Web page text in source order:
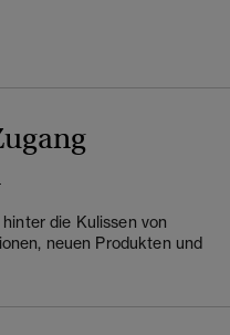
die Kulissen von
neuen Produkten und